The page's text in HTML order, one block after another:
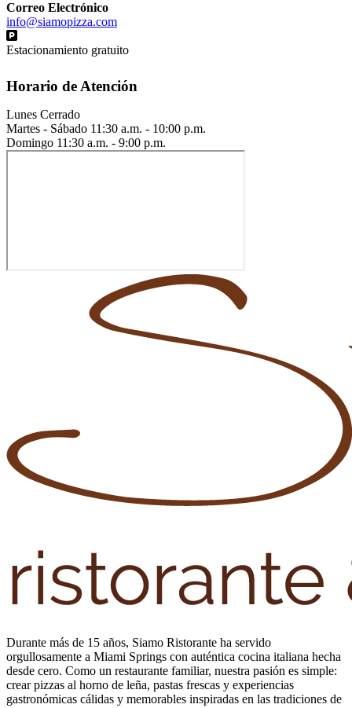
Correo Electrónico
info@siamopizza.com
Estacionamiento gratuito
Horario de Atención
Lunes Cerrado
Martes - Sábado 11:30 a.m. - 10:00 p.m.
Domingo 11:30 a.m. - 9:00 p.m.
Durante más de 15 años, Siamo Ristorante ha servido
orgullosamente a Miami Springs con auténtica cocina italiana hecha
desde cero. Como un restaurante familiar, nuestra pasión es simple:
crear pizzas al horno de leña, pastas frescas y experiencias
gastronómicas cálidas y memorables inspiradas en las tradiciones de